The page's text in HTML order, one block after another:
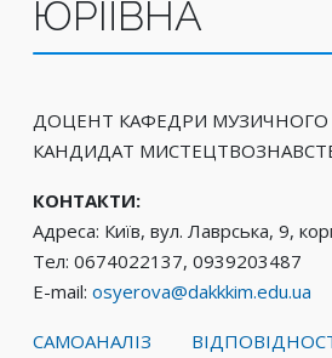
ЮРІЇВНА
ДОЦЕНТ КАФЕДРИ МУЗИЧНОГО
КАНДИДАТ
КОНТАКТИ:
Адреса: Київ, вул. Лаврська, 9,
Тел: 0674022137, 0939203487
Е-mail: osyerova@dakkkim.edu.ua
САМОАНАЛІЗ